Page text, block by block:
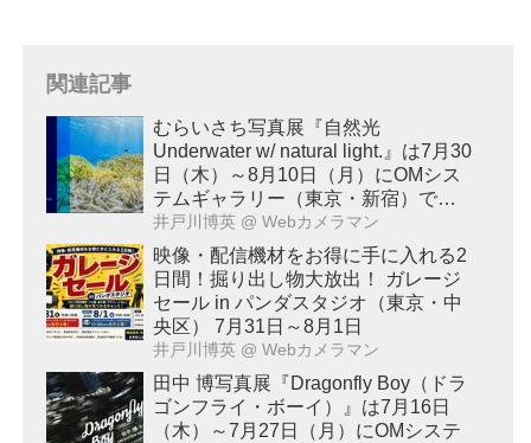
関連記事
むらいさち写真展『自然光
Underwater w/ natural light.』は7月30
日（木）～8月10日（月）にOMシス
テムギャラリー（東京・新宿）で開
催！
井戸川博英 @ Webカメラマン
映像・配信機材をお得に手に入れる2
日間！掘り出し物大放出！ ガレージ
セール in パンダスタジオ（東京・中
央区） 7月31日～8月1日
井戸川博英 @ Webカメラマン
田中 博写真展『Dragonfly Boy（ドラ
ゴンフライ・ボーイ）』は7月16日
（木）～7月27日（月）にOMシステ